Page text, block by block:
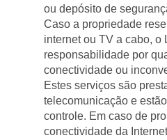
ou depósito de
Caso a propriedade
internet ou TV a cabo, o
responsabilidade por
conectividade ou
Estes serviços são
telecomunicação e
controle. Em caso de
conectividade da